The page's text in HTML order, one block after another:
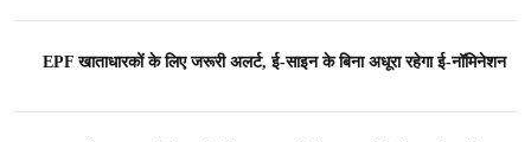
EPF खाताधारकों के लिए जरूरी अलर्ट, ई-साइन के बिना अधूरा रहेगा ई-नॉमिनेशन